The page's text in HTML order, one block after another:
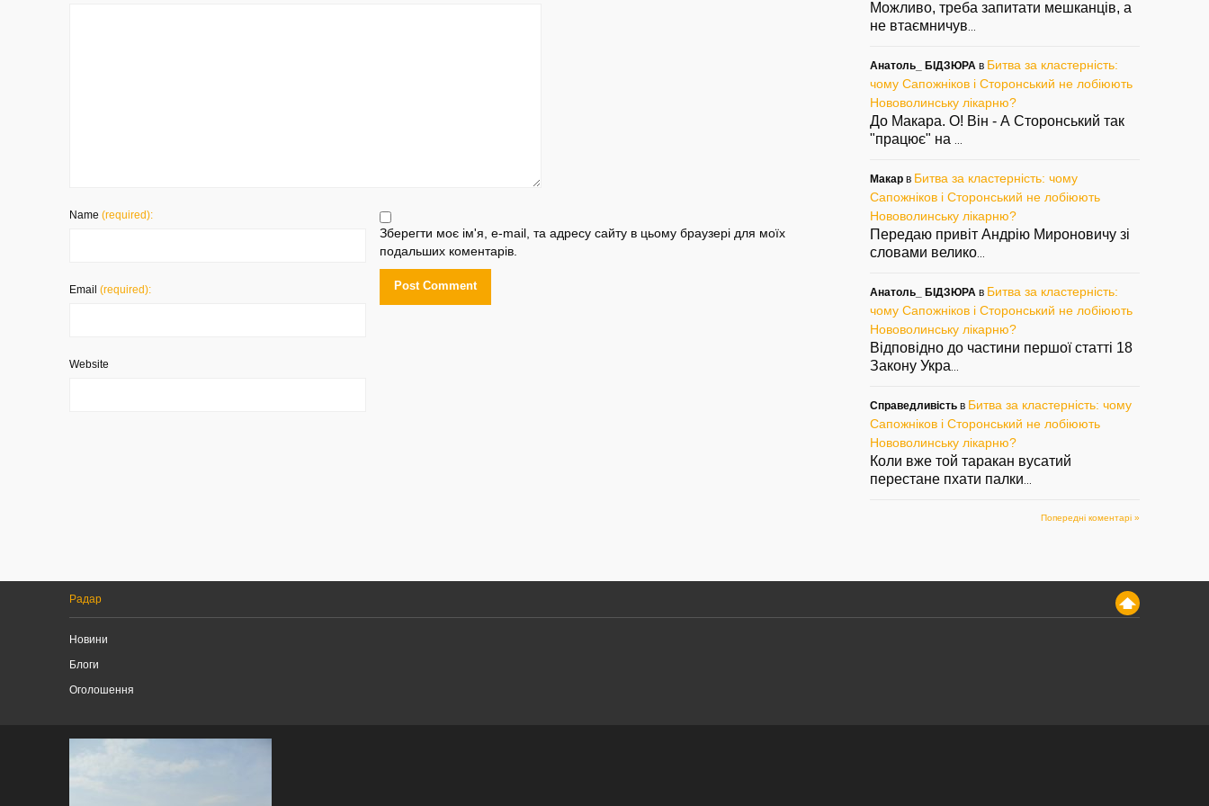
Name (required):
Email (required):
Website
Зберегти моє ім'я, e-mail, та адресу сайту в цьому браузері для моїх
подальших коментарів.
Можливо, треба запитати мешканців, а
не втаємничув
Анатоль_ БІДЗЮРА в Битва за кластерність:
чому Сапожніков і Сторонський не лобіюють
Нововолинську лікарню?
До Макара. О! Він - А Сторонський так
"працює" на
Макар в Битва за кластерність: чому
Сапожніков і Сторонський не лобіюють
Нововолинську лікарню?
Передаю привіт Андрію Мироновичу зі
словами велико
Анатоль_ БІДЗЮРА в Битва за кластерність:
чому Сапожніков і Сторонський не лобіюють
Нововолинську лікарню?
Відповідно до частини першої статті 18
Закону Укра
Справедливість в Битва за кластерність: чому
Сапожніков і Сторонський не лобіюють
Нововолинську лікарню?
Коли вже той таракан вусатий
перестане пхати палки
Попередні коментарі »
Радар
Новини
Блоги
Оголошення